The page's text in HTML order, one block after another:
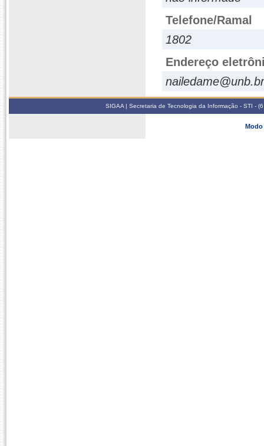
Telefone/Ramal
1802
Endereço
nailedame@unb.br
SIGAA | Secretaria de Tecnologia da Informação - STI -
Modo